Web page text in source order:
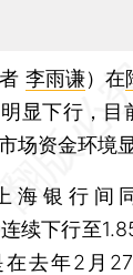
李雨谦） 在
显下行，目
场资金环境
银行间
续下行至
在去年2月